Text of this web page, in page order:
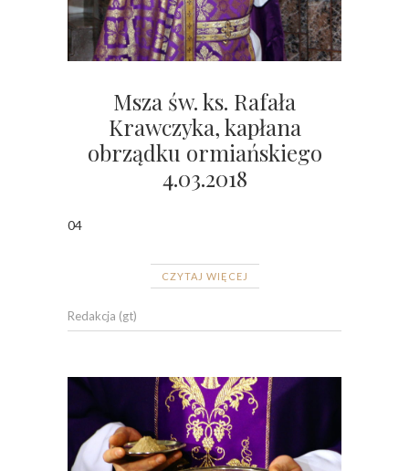
Msza św. ks. Rafała
Krawczyka, kapłana
obrządku ormiańskiego
4.03.2018
04
CZYTAJ WIĘCEJ
Redakcja (gt)